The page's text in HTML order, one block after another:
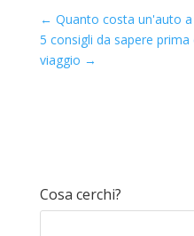
← Quanto costa un'auto
5 consigli da sapere
viaggio →
Cosa cerchi?